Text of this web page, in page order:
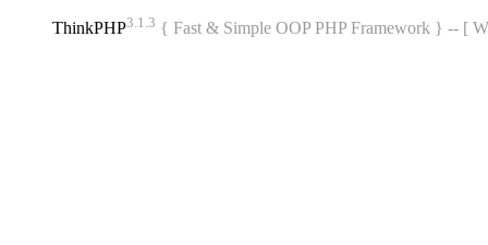
ThinkPHP3.1.3 { Fast & Simple OOP PHP Framework } -- [